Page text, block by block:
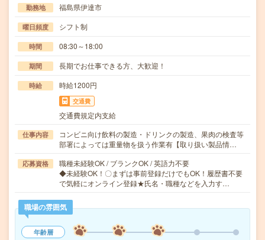
勤務地 福島県伊達市
曜日頻度 シフト制
時間 08:30～18:00
期間 長期でお仕事できる方、大歓迎！
時給 時給1200円
交通費
交通費規定内支給
仕事内容
コンビニ向け飲料の製造・ドリンクの製造、果肉の検査等
部署によっては重量物を扱う作業有【取り扱い製品情…
応募資格
職種未経験OK / ブランクOK / 英語力不要
◆未経験OK！〇まずは事前登録だけでもOK！履歴書不要
で気軽にオンライン登録★氏名・職種などを入力す…
職場の雰囲気
年齢層